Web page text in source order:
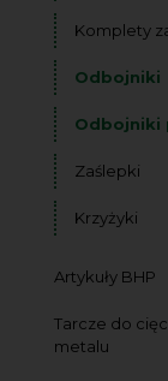
Komplety
Odbojniki
Odbojniki
Zaślepki
Krzyżyki
Artykuły BHP
Tarcze do
metalu